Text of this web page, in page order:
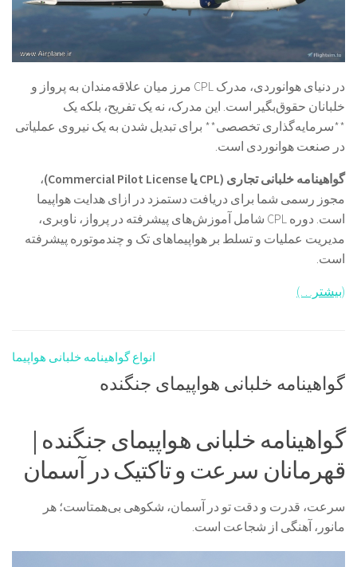
در دنیای هوانوردی، مدرک CPL مرز میان علاقه‌مندان به پرواز و
خلبانان حقوق‌بگیر است. این مدرک، نه یک تفریح، بلکه یک
**سرمایه‌گذاری تخصصی** برای تبدیل شدن به یک نیروی عملیاتی
در صنعت هوانوردی است.
گواهینامه خلبانی تجاری (CPL یا Commercial Pilot License)
،
مجوز رسمی شما برای دریافت دستمزد در ازای هدایت هواپیما
است. دوره CPL شامل آموزش‌های پیشرفته در پرواز، ناوبری،
مدیریت عملیات و تسلط بر هواپیماهای تک و چندموتوره پیشرفته
است.
(بیشتر…)
انواع گواهینامه خلبانی هواپیما
گواهینامه خلبانی هواپیمای جنگنده
گواهینامه خلبانی هواپیمای جنگنده |
قهرمانان سرعت و تاکتیک در آسمان
سرعت، قدرت و دقت تو در آسمان، شکوهی بی‌همتاست؛ هر
مانور، آهنگی از شجاعت است.